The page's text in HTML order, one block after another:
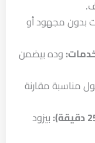
بدون مجهود أو
وده بيضمن
مناسبة مقارنة
بيزود